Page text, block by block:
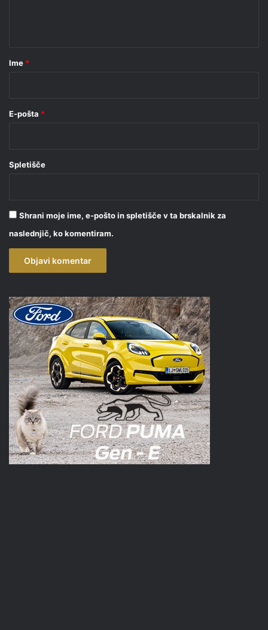
rIme *
E-pošta *
Spletišče
Shrani moje ime, e-pošto in spletišče v ta brskalnik za
naslednjič, ko komentiram.